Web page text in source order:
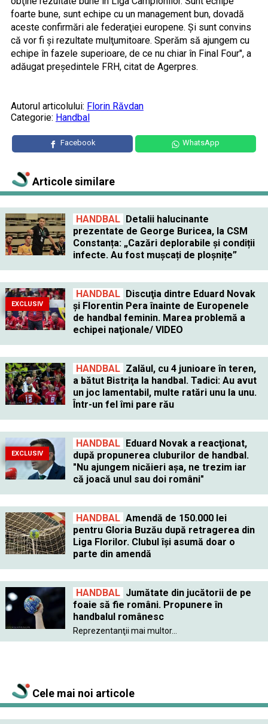
foarte bune, sunt echipe cu un management bun, dovadă
aceste confirmări ale federaţiei europene. Şi sunt convins
că vor fi şi rezultate mulţumitoare. Sperăm să ajungem cu
echipe în fazele superioare, de ce nu chiar în Final Four", a
adăugat preşedintele FRH, citat de Agerpres.
Autorul articolului: Florin Răvdan
Categorie: Handbal
Facebook WhatsApp
Articole similare
HANDBAL Detalii halucinante
prezentate de George Buricea, la CSM
Constanța: „Cazări deplorabile și condiții
infecte. Au fost mușcați de ploșnițe”
EXCLUSIV
HANDBAL Discuţia dintre Eduard Novak
şi Florentin Pera înainte de Europenele
de handbal feminin. Marea problemă a
echipei naţionale/ VIDEO
HANDBAL Zalăul, cu 4 junioare în teren,
a bătut Bistriţa la handbal. Tadici: Au avut
un joc lamentabil, multe ratări unu la unu.
Într-un fel îmi pare rău
EXCLUSIV
HANDBAL Eduard Novak a reacţionat,
după propunerea cluburilor de handbal.
"Nu ajungem nicăieri aşa, ne trezim iar
că joacă unul sau doi români"
HANDBAL Amendă de 150.000 lei
pentru Gloria Buzău după retragerea din
Liga Florilor. Clubul îşi asumă doar o
parte din amendă
HANDBAL Jumătate din jucătorii de pe
foaie să fie români. Propunere în
handbalul românesc
Reprezentanţii mai multor...
Cele mai noi articole